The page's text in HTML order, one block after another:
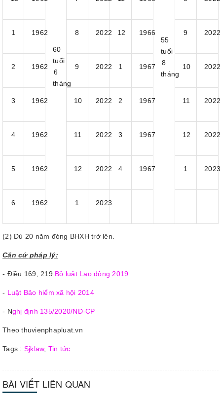
60
tuổi
6
tháng
55
tuổi
8
tháng
1 1962 8 2022 12 1966 9 2022
2 1962 9 2022 1 1967 10 2022
3 1962 10 2022 2 1967 11 2022
4 1962 11 2022 3 1967 12 2022
5 1962 12 2022 4 1967 1 2023
6 1962 1 2023
(2) Đủ 20 năm đóng BHXH trở lên.
Căn cứ pháp lý:
- Điều 169, 219 Bộ luật Lao động 2019
- Luật Bảo hiểm xã hội 2014
- Nghị định 135/2020/NĐ-CP
Theo thuvienphapluat.vn
Tags : Sjklaw, Tin tức
BÀI VIẾT LIÊN QUAN